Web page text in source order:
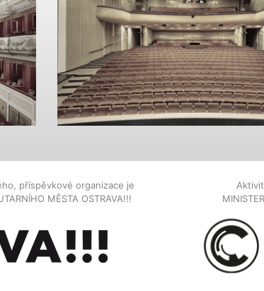
příspěvkové organizace je
MĚSTA OSTRAVA!!!